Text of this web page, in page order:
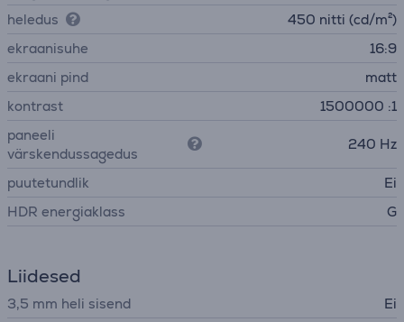
heledus
450 nitti (cd/m²)
ekraanisuhe
16:9
ekraani pind
matt
kontrast
1500000 :1
paneeli
värskendussagedus
240 Hz
puutetundlik
Ei
HDR energiaklass
G
Liidesed
3,5 mm heli sisend
Ei